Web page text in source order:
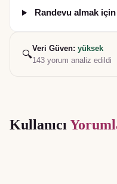
Randevu almak
🔍Veri Güven: yüksek
143 yorum analiz edildi
Kullanıcı